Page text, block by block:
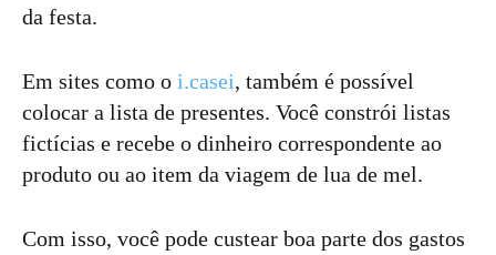
da festa.
Em sites como o i.casei, também é possível
colocar a lista de presentes. Você constrói listas
fictícias e recebe o dinheiro correspondente ao
produto ou ao item da viagem de lua de mel.
Com isso, você pode custear boa parte dos gastos